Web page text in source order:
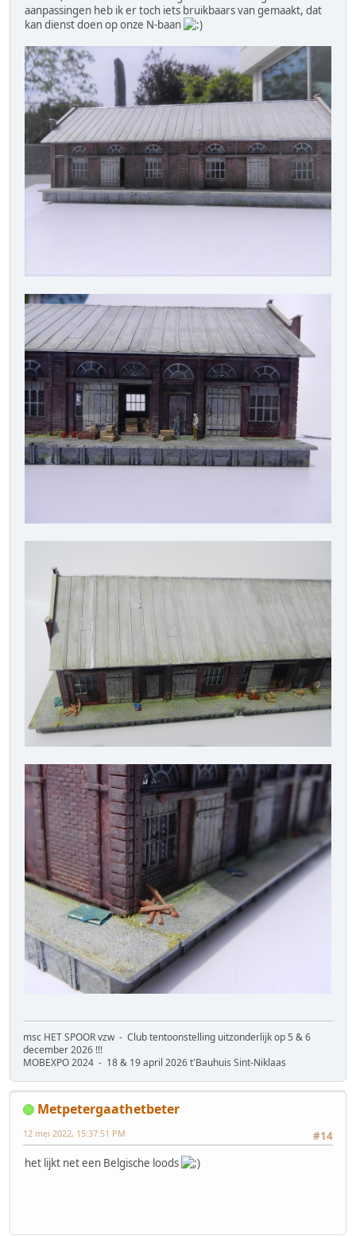
aanpassingen heb ik er toch iets bruikbaars van gemaakt, dat
kan dienst doen op onze N-baan
msc HET SPOOR vzw - Club tentoonstelling uitzonderlijk op 5 & 6
december 2026 !!!
MOBEXPO 2024 - 18 & 19 april 2026 t'Bauhuis Sint-Niklaas
Metpetergaathetbeter
#14
12 mei 2022, 15:37:51 PM
het lijkt net een Belgische loods